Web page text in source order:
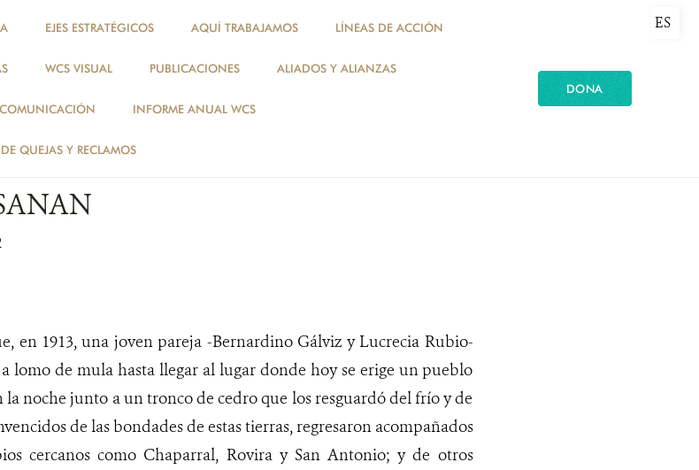
EJES ESTRATÉGICOS AQUÍ TRABAJAMOS LÍNEAS DE ACCIÓN
WCS VISUAL PUBLICACIONES ALIADOS Y ALIANZAS
INFORME ANUAL WCS
QUEJAS Y RECLAMOS
DONA
ES
ESPECIES
en 1913, una joven pareja -Bernardino Gálviz y Lucrecia Rubio-
lomo de mula hasta llegar al lugar donde hoy se erige un pueblo
la noche junto a un tronco de cedro que los resguardó del frío y de
de las bondades de estas tierras, regresaron acompañados
cercanos como Chaparral, Rovira y San Antonio; y de otros